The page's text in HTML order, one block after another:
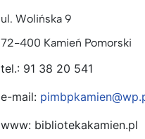
ul. Wolińska 9
72-400 Kamień Pomorski
tel.: 91 38 20 541
e-mail:
www: bibliotekakamien.pl